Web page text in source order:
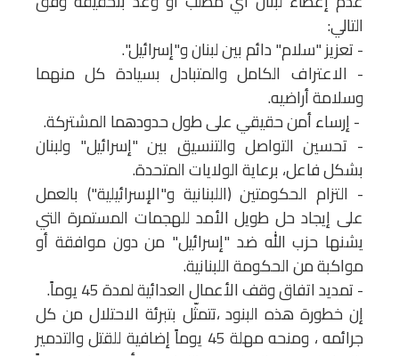
التالي:
- تعزيز "سلام" دائم بين لبنان و"إسرائيل".
- الاعتراف الكامل والمتبادل بسيادة كل منهما
وسلامة أراضيه.
- إرساء أمن حقيقي على طول حدودهما المشتركة.
- تحسين التواصل والتنسيق بين "إسرائيل" ولبنان
بشكل فاعل، برعاية الولايات المتحدة.
- التزام الحكومتين (اللبنانية و"الإسرائيلية") بالعمل
على إيجاد حل طويل الأمد للهجمات المستمرة التي
يشنها حزب الله ضد "إسرائيل" من دون موافقة أو
مواكبة من الحكومة اللبنانية.
- تمديد اتفاق وقف الأعمال العدائية لمدة 45 يوماً.
إن خطورة هذه البنود ،تتمثّل بتبرئة الاحتلال من كل
جرائمه ، ومنحه مهلة 45 يوماً إضافية للقتل والتدمير